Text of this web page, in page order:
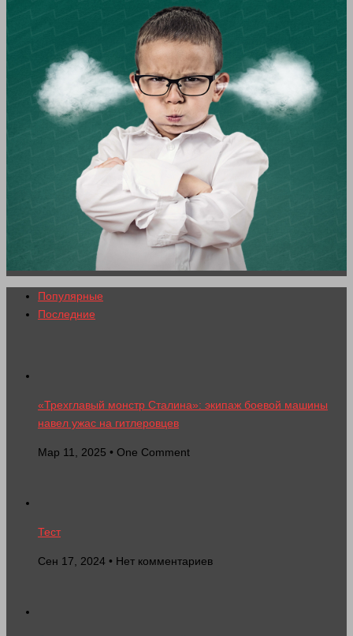
Популярные
Последние
«Трехглавый монстр Сталина»: экипаж боевой машины
навел ужас на гитлеровцев
Мар 11, 2025 • One Comment
Тест
Сен 17, 2024 • Нет комментариев